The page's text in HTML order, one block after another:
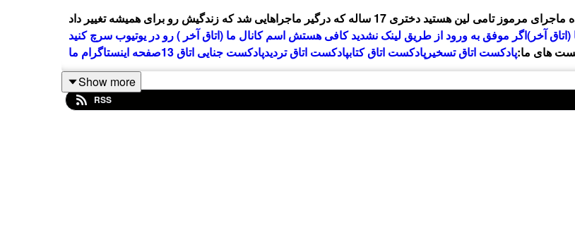
هستید دختری 17 ساله که درگیر ماجراهایی شد که زندگیش رو برای همیشه تغییر داد
(اتاق آخر)اگر موفق به ورود از طریق لینک نشدید کافی هستش اسم کانال ما (اتاق آخر ) رو در یوتیوب سرچ کنید
های ما:پادکست اتاق تسخیرپادکست اتاق کتابپادکست اتاق تردیدپادکست جنایی اتاق 13
صفحه اینستاگرام ما
Show more
RSS